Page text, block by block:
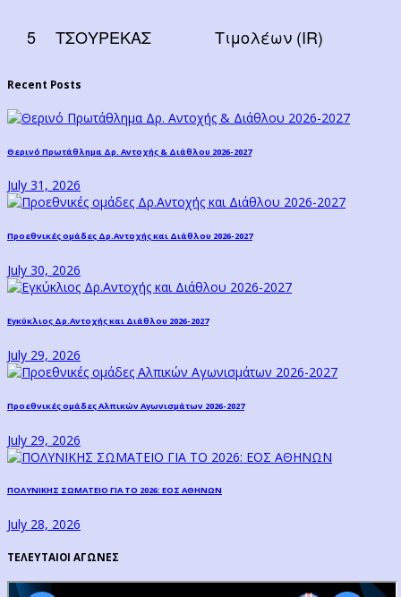
5 ΤΣΟΥΡΕΚΑΣ Τιμολέων (IR)
Recent Posts
Θερινό Πρωτάθλημα Δρ. Αντοχής & Διάθλου 2026-2027
July 31, 2026
Προεθνικές ομάδες Δρ.Αντοχής και Διάθλου 2026-2027
July 30, 2026
Εγκύκλιος Δρ.Αντοχής και Διάθλου 2026-2027
July 29, 2026
Προεθνικές ομάδες Αλπικών Αγωνισμάτων 2026-2027
July 29, 2026
ΠΟΛΥΝΙΚΗΣ ΣΩΜΑΤΕΙΟ ΓΙΑ ΤΟ 2026: ΕΟΣ ΑΘΗΝΩΝ
July 28, 2026
ΤΕΛΕΥΤΑΙΟΙ ΑΓΩΝΕΣ